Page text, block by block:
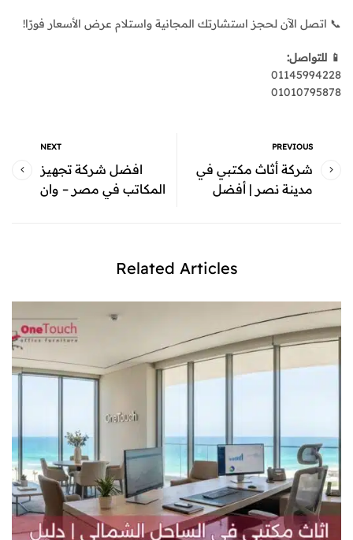
📞 اتصل الآن لحجز استشارتك المجانية واستلام عرض الأسعار فورًا!
📱 للتواصل:
01145994228
01010795878
PREVIOUS
شركة أثاث مكتبي في
مدينة نصر | أفضل
NEXT
افضل شركة تجهيز
المكاتب في مصر – وان
Related Articles